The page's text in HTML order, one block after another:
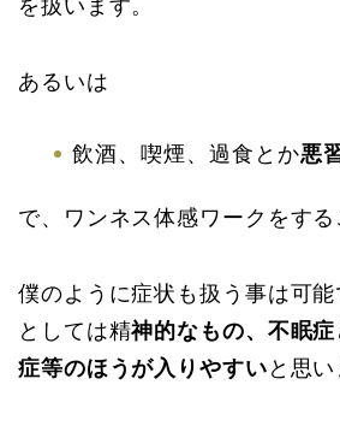
を扱います。
あるいは
飲酒、喫煙、過食とか悪
で、ワンネス体感ワークをする
僕のように症状も扱う事は可
としては精神的なもの、不眠
症等のほうが入りやすい と思い